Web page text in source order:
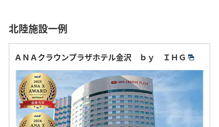
北陸施設一例
ＡＮＡクラウンプラザホテル金沢 ｂｙ ＩＨＧ